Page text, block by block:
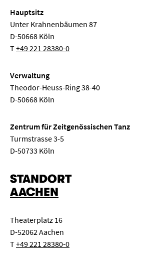
Hauptsitz
Unter Krahnenbäumen 87
D-50668 Köln
T+49 221 28380-0
Verwaltung
Theodor-Heuss-Ring 38-40
D-50668 Köln
Zentrum für Zeitgenössischen Tanz
Turmstrasse 3-5
D-50733 Köln
STANDORT
AACHEN
Theaterplatz 16
D-52062 Aachen
T+49 221 28380-0